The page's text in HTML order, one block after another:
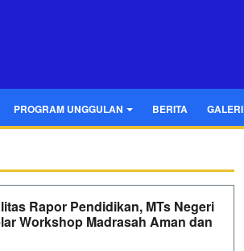
PROGRAM UNGGULAN BERITA GALERI
Rapor Pendidikan, MTs Negeri
Workshop Madrasah Aman dan